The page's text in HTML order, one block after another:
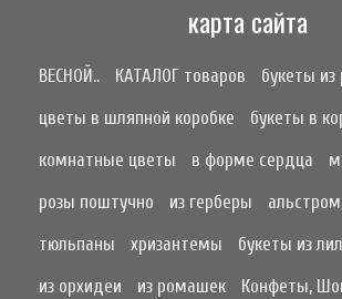
карта сайта
ВЕСНОЙ.. КАТАЛОГ товаров
букеты из
цветы в шляпной коробке
букеты в
комнатные цветы
в форме сердца
розы поштучно
из герберы
тюльпаны
хризантемы
букеты из
из орхидеи
из ромашек
Конфеты,